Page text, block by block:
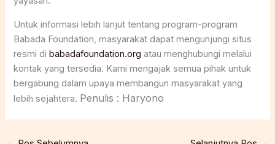
Untuk informasi lebih lanjut tentang program-program
Babada Foundation, masyarakat dapat mengunjungi situs
resmi dibabadafoundation.org atau menghubungi melalui
kontak yang tersedia. Kami mengajak semua pihak untuk
bergabung dalam upaya membangun masyarakat yang
lebih sejahtera. Penulis : Haryono